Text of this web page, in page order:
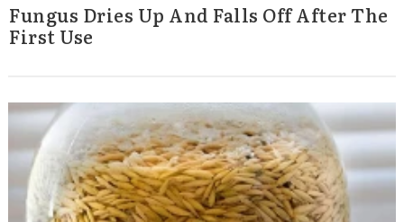
Fungus Dries Up And Falls Off After The
First Use